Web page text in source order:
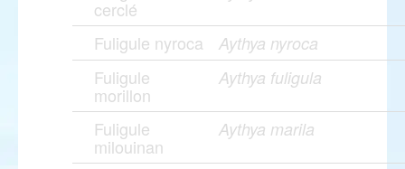
cerclé
Fuligule nyroca Aythya nyroca
Fuligule
morillon
Aythya fuligula
Fuligule
milouinan
Aythya marila